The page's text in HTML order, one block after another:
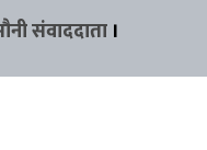
संवाददाता ।